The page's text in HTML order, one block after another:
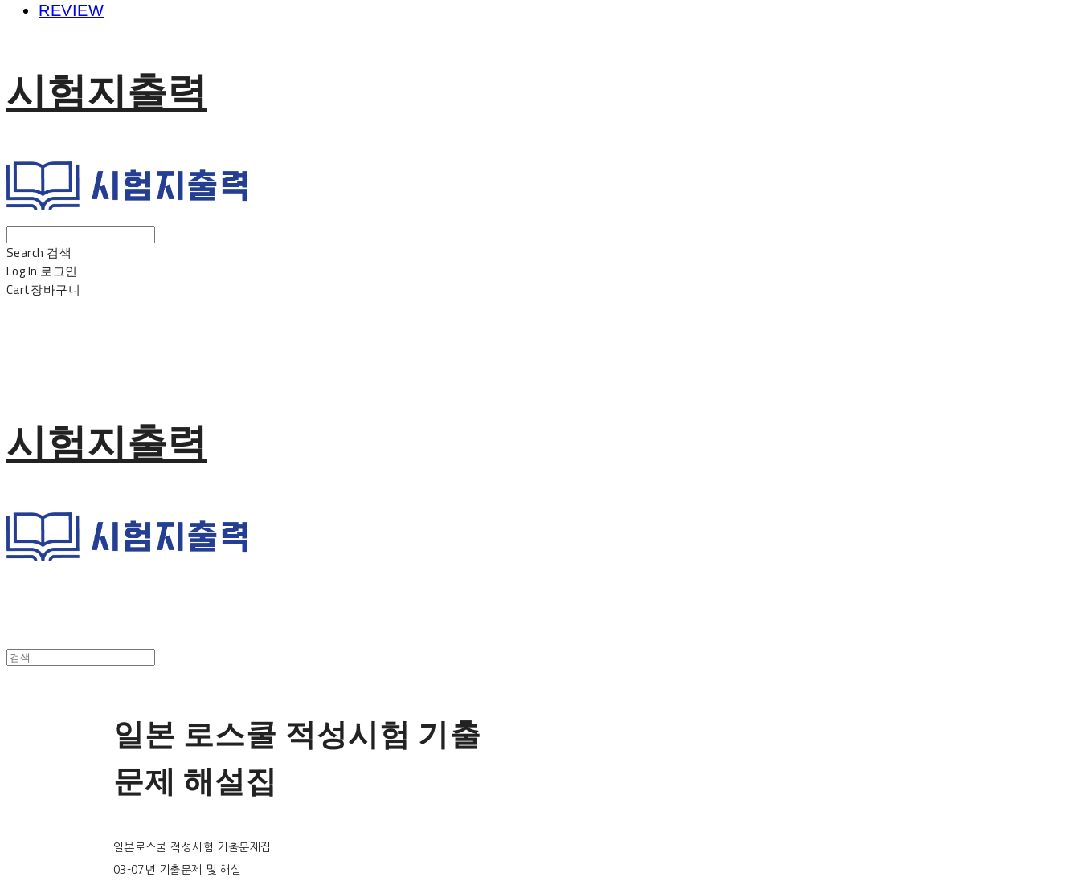
REVIEW
시험지출력
Search 검색
Log In 로그인
Cart장바구니
시험지출력
일본 로스쿨 적성시험 기출
문제 해설집
일본로스쿨 적성시험 기출문제집
03-07년 기출문제 및 해설